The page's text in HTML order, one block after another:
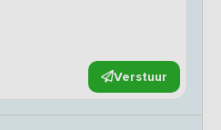
Verstuur